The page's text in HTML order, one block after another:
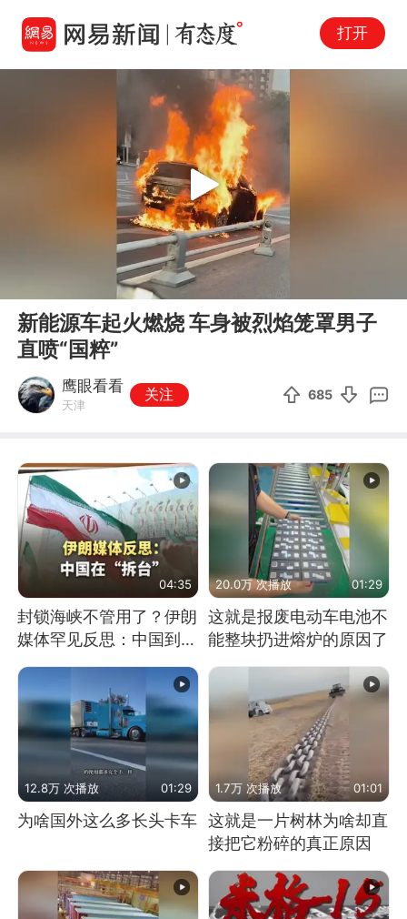
打开
Play
新能源车起火燃烧 车身被烈焰笼罩男子
直喷“国粹”
鹰眼看看
天津
关注 685
04:35
封锁海峡不管用了？伊朗
媒体罕见反思：中国到底
是不是在"拆台"
20.0万 次播放 01:29
这就是报废电动车电池不
能整块扔进熔炉的原因了
12.8万 次播放 01:29
为啥国外这么多长头卡车
1.7万 次播放 01:01
这就是一片树林为啥却直
接把它粉碎的真正原因